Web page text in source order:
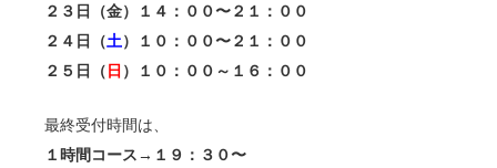
２３日（金）１４：００〜２１：００
２４日（土 ）１０：００〜２１：００
２５日（ 日 ）１０：００～１６：００
最終受付時間は、
１時間コース→１９：３０〜